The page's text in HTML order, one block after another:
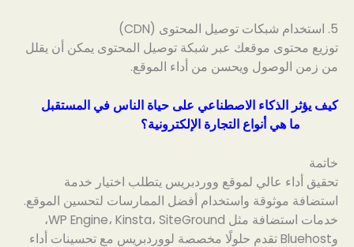
5. استخدام شبكات توصيل المحتوى (CDN)
توزيع محتوى موقعك عبر شبكة توصيل المحتوى يمكن أن يقلل
من زمن الوصول ويحسن من أداء الموقع.
كيف يؤثر الذكاء الاصطناعي على حياة الناس في المستقبل
ما هي أنواع التجارة الإلكترونية؟
خاتمة
تحقيق أداء عالي لموقع ووردبريس يتطلب اختيار خدمة
استضافة موثوقة واستخدام أفضل الممارسات لتحسين الموقع.
خدمات استضافة مثل WP Engine، Kinsta، SiteGround،
وBluehost تقدم حلولًا مخصصة لووردبريس مع تحسينات أداء